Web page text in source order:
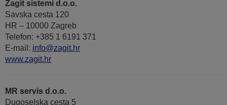
Zagit sistemi d.o.o.
Savska cesta 120
HR – 10000 Zagreb
Telefon: +385 1 6191 371
E-mail: info@zagit.hr
www.zagit.hr
MR servis d.o.o.
Dugoselska cesta 5